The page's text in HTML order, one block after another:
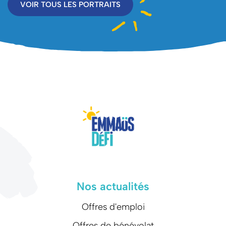
VOIR TOUS LES PORTRAITS
Nos actualités
Offres d'emploi